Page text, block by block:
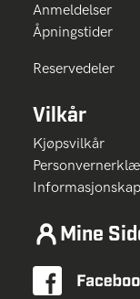
Anmeldelser
Åpningstider
Reservedeler
Vilkår
Kjøpsvilkår
Mine